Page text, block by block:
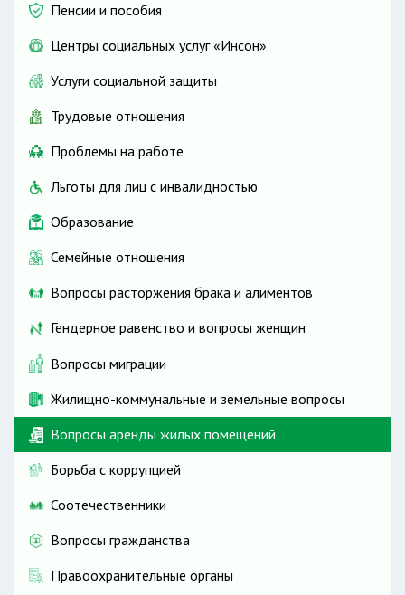
Пенсии и пособия
Центры социальных услуг «Инсон»
Услуги социальной защиты
Трудовые отношения
Проблемы на работе
Льготы для лиц с инвалидностью
Образование
Семейные отношения
Вопросы расторжения брака и алиментов
Гендерное равенство и вопросы женщин
Вопросы миграции
Жилищно-коммунальные и земельные вопросы
Вопросы аренды жилых помещений
Борьба с коррупцией
Соотечественники
Вопросы гражданства
Правоохранительные органы